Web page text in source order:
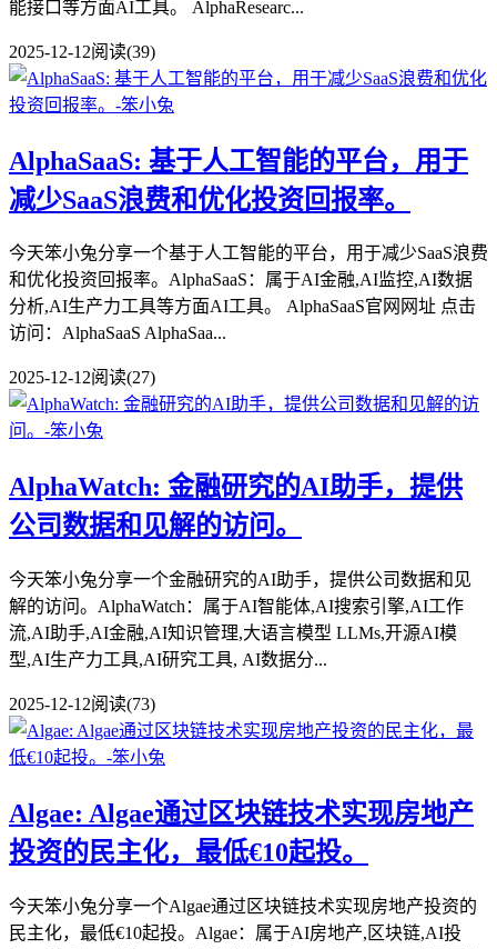
能接口等方面AI工具。 AlphaResearc...
2025-12-12阅读(39)
AlphaSaaS: 基于人工智能的平台，用于
减少SaaS浪费和优化投资回报率。
今天笨小兔分享一个基于人工智能的平台，用于减少SaaS浪费
和优化投资回报率。AlphaSaaS：属于AI金融,AI监控,AI数据
分析,AI生产力工具等方面AI工具。 AlphaSaaS官网网址 点击
访问：AlphaSaaS AlphaSaa...
2025-12-12阅读(27)
AlphaWatch: 金融研究的AI助手，提供
公司数据和见解的访问。
今天笨小兔分享一个金融研究的AI助手，提供公司数据和见
解的访问。AlphaWatch：属于AI智能体,AI搜索引擎,AI工作
流,AI助手,AI金融,AI知识管理,大语言模型 LLMs,开源AI模
型,AI生产力工具,AI研究工具, AI数据分...
2025-12-12阅读(73)
Algae: Algae通过区块链技术实现房地产
投资的民主化，最低€10起投。
今天笨小兔分享一个Algae通过区块链技术实现房地产投资的
民主化，最低€10起投。Algae：属于AI房地产,区块链,AI投